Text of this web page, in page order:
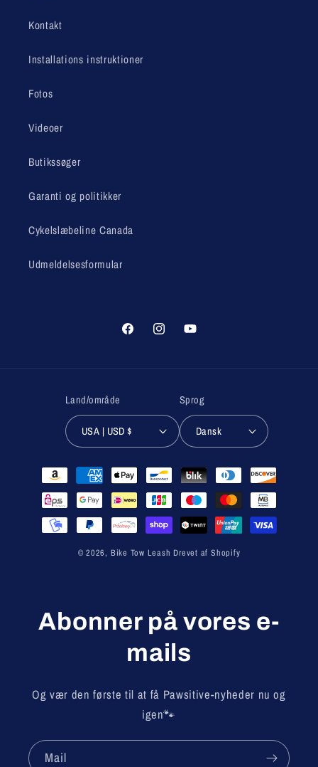
Kontakt
Installations instruktioner
Fotos
Videoer
Butikssøger
Garanti og politikker
Cykelslæbeline Canada
Udmeldelsesformular
FacebookInstagramYouTube
Land/område
USA | USD $
Sprog
Dansk
Betalingsmetoder
© 2026, Bike Tow Leash Drevet af Shopify
Abonner på vores e-
mails
Og vær den første til at få Pawsitive-nyheder nu og
igen🐾
Mail